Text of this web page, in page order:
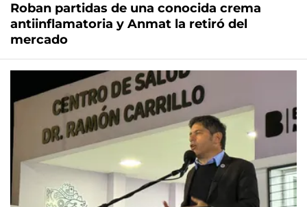
Roban partidas de una conocida crema
antiinflamatoria y Anmat la retiró del
mercado